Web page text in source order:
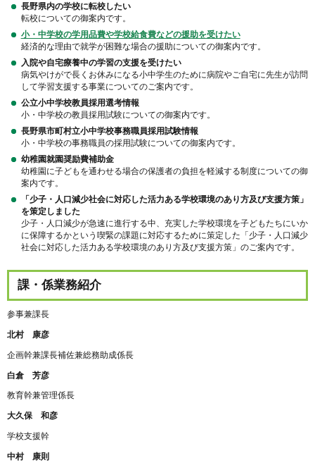
長野県内の学校に転校したい
転校についての御案内です。
小・中学校の学用品費や学校給食費などの援助を受けたい
経済的な理由で就学が困難な場合の援助についての御案内です。
入院や自宅療養中の学習の支援を受けたい
病気やけがで長くお休みになる小中学生のために病院やご自宅に先生が訪問
して学習支援する事業についてのご案内です。
公立小中学校教員採用選考情報
小・中学校の教員採用試験についての御案内です。
長野県市町村立小中学校事務職員採用試験情報
小・中学校の事務職員の採用試験についての御案内です。
幼稚園就園奨励費補助金
幼稚園に子どもを通わせる場合の保護者の負担を軽減する制度についての御
案内です。
「少子・人口減少社会に対応した活力ある学校環境のあり方及び支援方策」
を策定しました
少子・人口減少が急速に進行する中、充実した学校環境を子どもたちにいか
に保障するかという喫緊の課題に対応するために策定した「少子・人口減少
社会に対応した活力ある学校環境のあり方及び支援方策」のご案内です。
課・係業務紹介
参事兼課長
北村 康彦
企画幹兼課長補佐兼総務助成係長
白倉 芳彦
教育幹兼管理係長
大久保 和彦
学校支援幹
中村 康則